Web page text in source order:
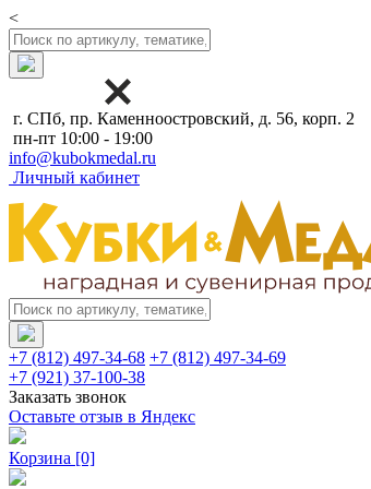
<
г. СПб, пр. Каменноостровский, д. 56, корп. 2
пн-пт 10:00 - 19:00
info@kubokmedal.ru
Личный кабинет
+7 (812) 497-34-68 +7 (812) 497-34-69
+7 (921) 37-100-38
Заказать звонок
Оставьте отзыв в Яндекс
Корзина [0]